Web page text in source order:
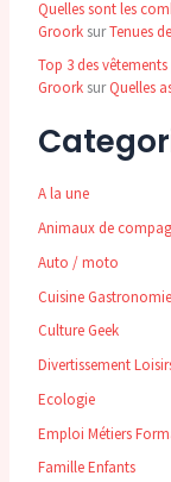
Quelles sont les
Groork surTenues
Top 3 des
Groork surQuelles
A la une
Animaux de
Auto / moto
Cuisine Gastronomie
Culture Geek
Divertissement
Ecologie
Emploi Métiers
Famille Enfants